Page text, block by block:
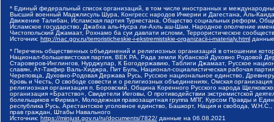
* Единый федеральный список организаций, в том числе иностранных и
Высший военный Маджлисуль Шура, Конгресс народов Ичкерии и Дагестана, Аль-
Движение Талибан, Исламская партия Туркестана, Общество социальных реформ,
Исламское государство, Джабха аль-Нусра ли-Ахль аш-Шам, Народное ополчение
Чистопольский Джамаат, Рохнамо ба суи давлати исломи, Террористическое
Источник: http://nac.gov.ru/terroristicheskie-i-ekstremistskie-organizacii-i-materialy.html
* Перечень общественных объединений и религиозных организаций в отношении
Национал-большевистская партия, ВЕК РА, Рада земли Кубанской Духовно Родовой
Староверов-Инглингов, Нурджулар, К Богодержавию, Таблиги Джамаат, Русское
славян, Ат-Такфир Валь-Хиджра, Пит Буль, Национал-социалистическая рабочая
Череповца, Духовно-Родовая Держава Русь, Русское национальное единство,
Кровь и Честь, О свободе совести и о религиозных объединениях, Омская
религиозная организация п. Боровский, Община Коренного Русского народа
организация «Братство», Свидетели Иеговы, О противодействии экстремистской
болельщиков «Фирма», Молодежная правозащитная группа МПГ, Курсом Правды и
республика Русь, Арестантское уголовное единство, Башкорт, Нация и свобода,
прав граждан, Штабы Навального
Источник: https://minjust.gov.ru/ru/documents/7822/ данные на 06.08.2021